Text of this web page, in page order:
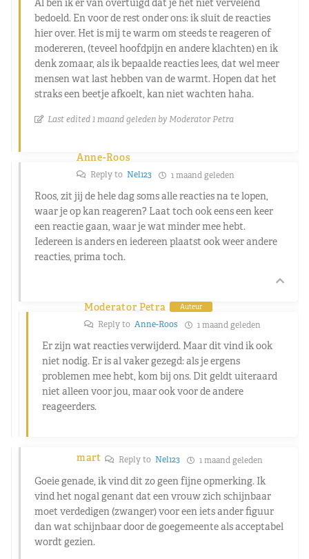
bedoeld. En voor de rest onder ons: ik sluit de reacties
hier over. Het is mij te warm om steeds te reageren of
modereren, (teveel hoofdpijn en andere klachten) en ik
denk zomaar, als ik bepaalde reacties lees, dat wel meer
mensen wat last hebben van de warmt. Hopen dat het
straks een beetje afkoelt, kan niet wachten haha.
Last edited 1 maand geleden by Moderator Petra
Anne-Roos
Reply to Nel123 1 maand geleden
Roos, zit jij de hele dag soms alle reacties na te lopen,
waar je op kan reageren? Laat toch ook eens een keer
een reactie gaan, waar je wat minder mee hebt.
Iedereen is anders en iedereen plaatst ook weer andere
reacties, prima toch.
Moderator Petra Auteur
Reply to Anne-Roos 1 maand geleden
Er zijn wat reacties verwijderd. Maar dit vind ik ook
niet nodig. Er is al vaker gezegd: als je ergens
problemen mee hebt, kom bij ons. Dit geldt uiteraard
niet alleen voor jou, maar ook voor de andere
reageerders.
mart Reply to Nel123 1 maand geleden
Goeie genade, ik vind dit zo geen fijne opmerking. Ik
vind het nogal genant dat een vrouw zich schijnbaar
moet verdedigen (zwanger) voor een iets ander figuur
dan wat schijnbaar door de goegemeente als acceptabel
wordt gezien.